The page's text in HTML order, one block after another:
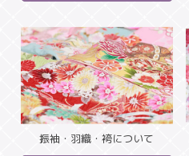
振袖・羽織・袴について